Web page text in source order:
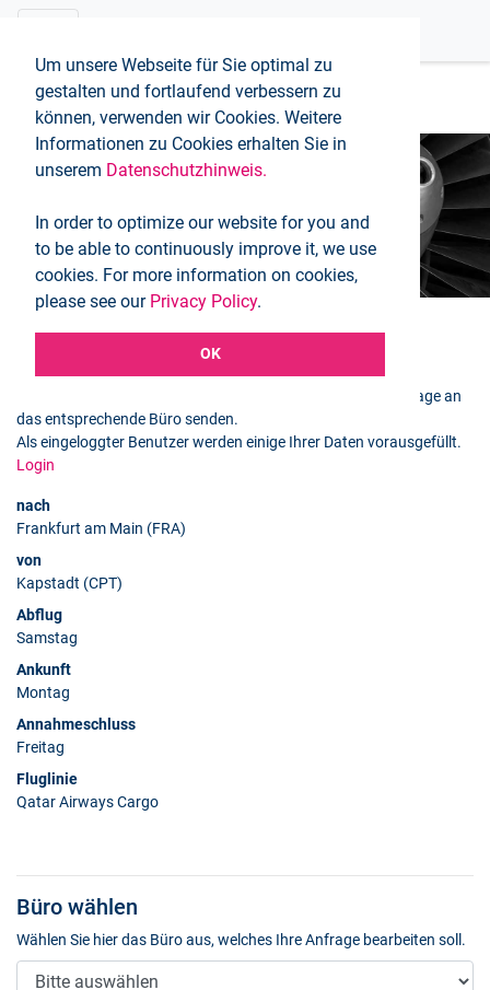
Um unsere Webseite für Sie optimal zu
gestalten und fortlaufend verbessern zu
können, verwenden wir Cookies. Weitere
Informationen zu Cookies erhalten Sie in
unserem Datenschutzhinweis.
In order to optimize our website for you and
to be able to continuously improve it, we use
cookies. For more information on cookies,
please see our Privacy Policy.
OK
Startseite Buchungsanfrage
Mit dem folgenden Formular können Sie eine Buchungsanfrage an
das entsprechende Büro senden.
Als eingeloggter Benutzer werden einige Ihrer Daten vorausgefüllt.
Login
nach
Frankfurt am Main (FRA)
von
Kapstadt (CPT)
Abflug
Samstag
Ankunft
Montag
Annahmeschluss
Freitag
Fluglinie
Qatar Airways Cargo
Büro wählen
Wählen Sie hier das Büro aus, welches Ihre Anfrage bearbeiten soll.